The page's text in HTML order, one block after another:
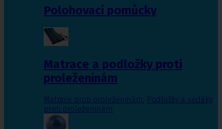
Polohovací pomůcky
Matrace a podložky proti
proleženinám
Matrace proti proleženinám, Podložky a sedáky
proti proleženinám